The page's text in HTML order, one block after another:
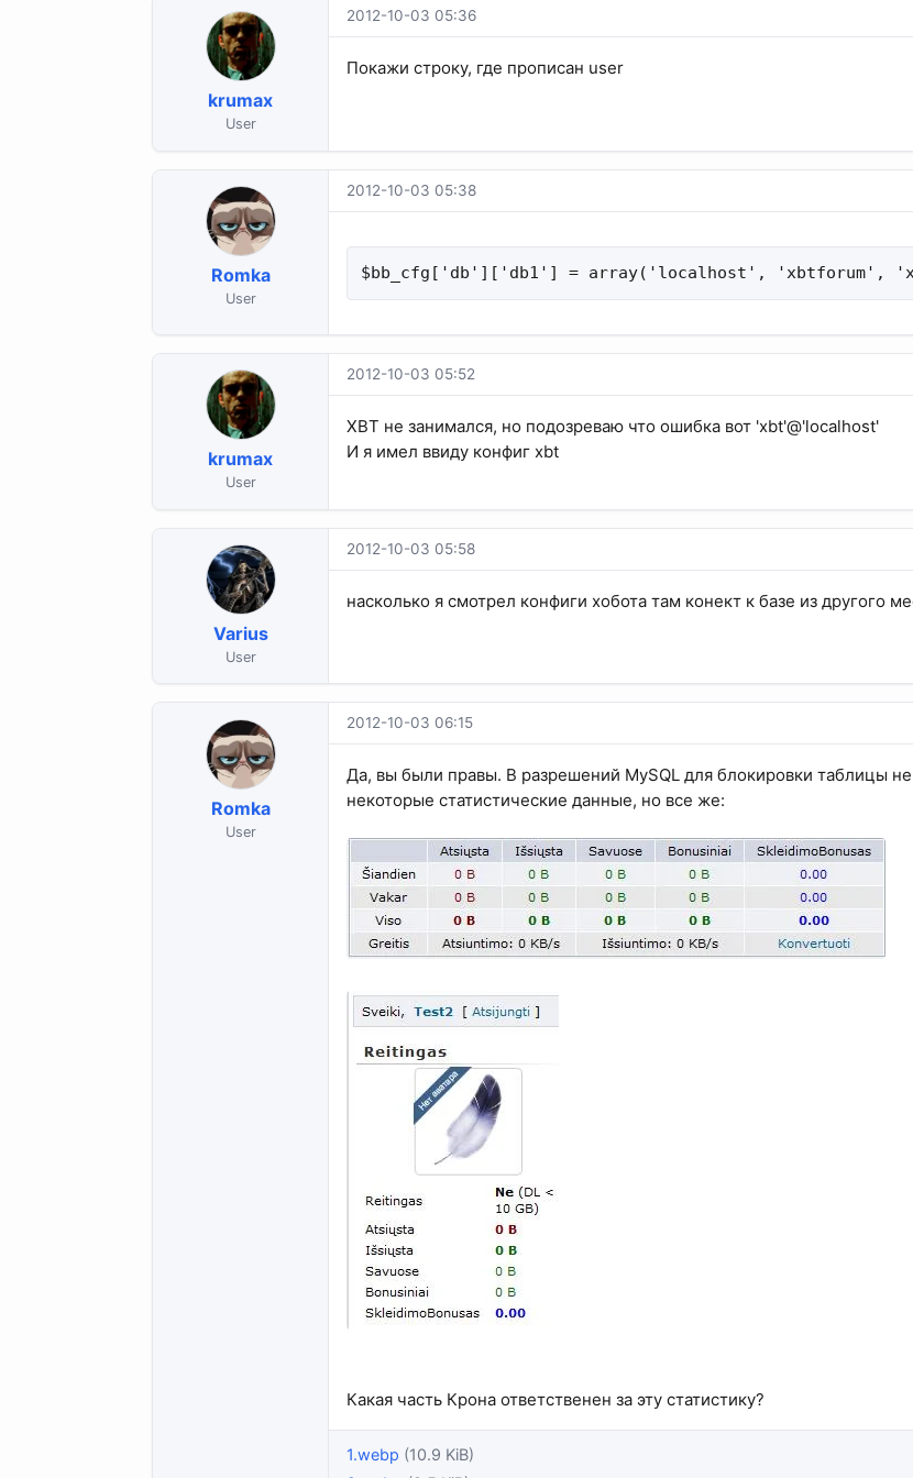
krumax
User
2012-10-03 05:36
Покажи строку, где прописан user
Romka
User
2012-10-03 05:38
$bb_cfg['db']['db1'] = array('localhost', 'xbtforum',
krumax
User
2012-10-03 05:52
XBT не занимался, но подозреваю что ошибка вот 'xbt'@'localhost'
И я имел ввиду конфиг xbt
Varius
User
2012-10-03 05:58
насколько я смотрел конфиги хобота там конект к базе из другого
Romka
User
2012-10-03 06:15
Да, вы были правы. В разрешений MySQL для блокировки таблицы
некоторые статистические данные, но все же:
Какая часть Крона ответственен за эту статистику?
1.webp (10.9 KiB)